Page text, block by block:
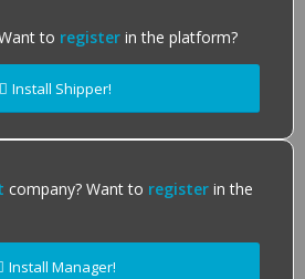
to register in the platform?
Install Shipper!
company? Want to register in the
Install Manager!